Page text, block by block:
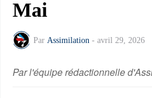
Mai
Par Assimilation - avril 29, 2026
Par l'équipe rédactionnelle